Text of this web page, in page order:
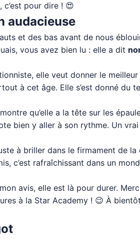
pour dire ! 😍
audacieuse
et des bas avant de nous
vous avez bien lu : elle a dit
elle veut donner le meilleur
à cet âge. Elle s’est donné du
qu’elle a la tête sur les
bien y aller à son rythme. Un
à briller dans le firmament de la
c’est rafraîchissant dans un
avis, elle est là pour durer.
à la Star Academy ! 😉 À